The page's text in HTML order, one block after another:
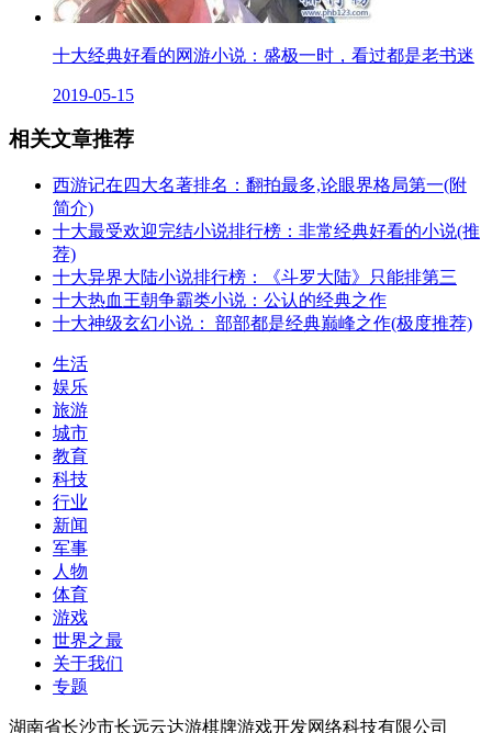
十大经典好看的网游小说：盛极一时，看过都是老书迷
2019-05-15
相关文章推荐
西游记在四大名著排名：翻拍最多,论眼界格局第一(附
简介)
十大最受欢迎完结小说排行榜：非常经典好看的小说(推
荐)
十大异界大陆小说排行榜：《斗罗大陆》只能排第三
十大热血王朝争霸类小说：公认的经典之作
十大神级玄幻小说： 部部都是经典巅峰之作(极度推荐)
生活
娱乐
旅游
城市
教育
科技
行业
新闻
军事
人物
体育
游戏
世界之最
关于我们
专题
湖南省长沙市长远云达游棋牌游戏开发网络科技有限公司